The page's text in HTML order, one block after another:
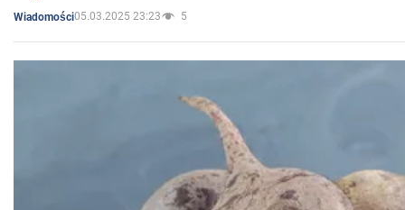
Wiadomości05.03.2025 23:23 5